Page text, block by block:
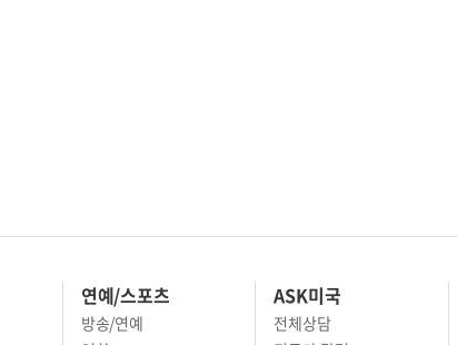
연예/스포츠
방송/연예
ASK미국
전체상담